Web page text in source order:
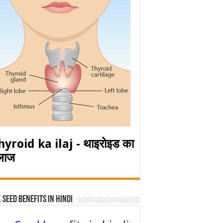
ka ilaj - थाइरोइड का
Seed Benefits in hindi